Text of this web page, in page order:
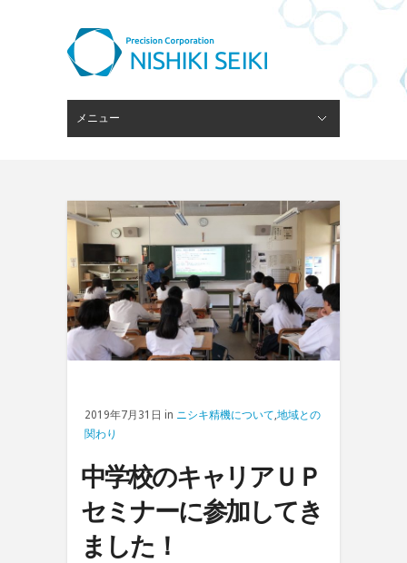
メニュー
2019年7月31日 in ニシキ精機について 地域との
関わり
中学校のキャリアＵＰ
セミナーに参加してき
ました！